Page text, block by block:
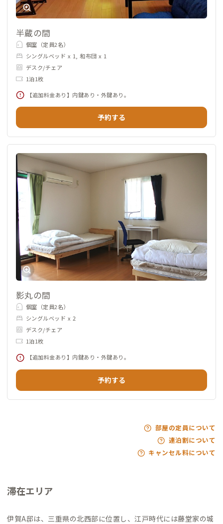
半蔵の間
個室（定員2名）
シングルベッド x 1, 和布団 x 1
デスク/チェア
1泊1枚
【追加料金あり】内鍵あり・外鍵あり。
予約する
影丸の間
個室（定員2名）
シングルベッド x 2
デスク/チェア
1泊1枚
【追加料金あり】内鍵あり・外鍵あり。
予約する
部屋の定員について
連泊割について
キャンセル料について
滞在エリア
伊賀A邸は、三重県の北西部に位置し、江戸時代には藤堂家の城